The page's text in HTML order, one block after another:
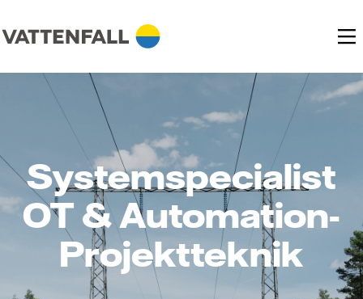
Systemspecialist
OT & Automation-
Projektteknik